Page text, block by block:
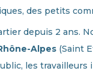
des petits
depuis 2 ans.
Alpes (Saint
les